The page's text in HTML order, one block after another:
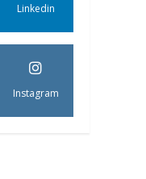
Linkedin
Instagram